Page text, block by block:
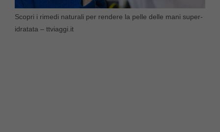
Scopri i rimedi naturali per rendere la pelle delle mani super-
idratata – ttviaggi.it